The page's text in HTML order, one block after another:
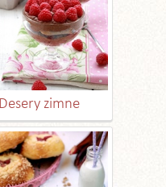
Desery zimne